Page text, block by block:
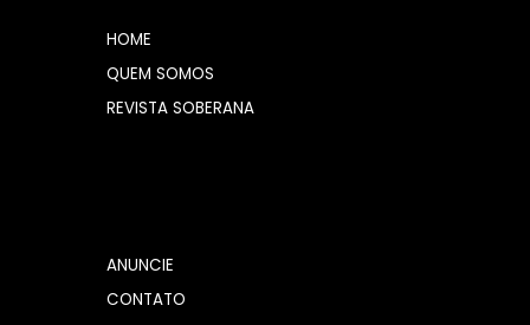
HOME
QUEM SOMOS
REVISTA SOBERANA
ANUNCIE
CONTATO